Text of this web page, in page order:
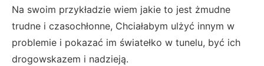
Na swoim przykładzie wiem jakie to jest żmudne
trudne i czasochłonne, Chciałabym ulżyć innym w
problemie i pokazać im światełko w tunelu, być ich
drogowskazem i nadzieją.